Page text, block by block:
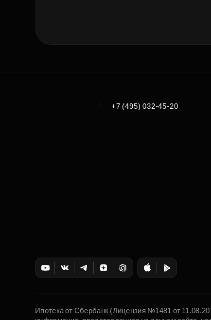
+7 (495) 032-45-20
Ипотека от Сбербанк (Лицензия №1481 от